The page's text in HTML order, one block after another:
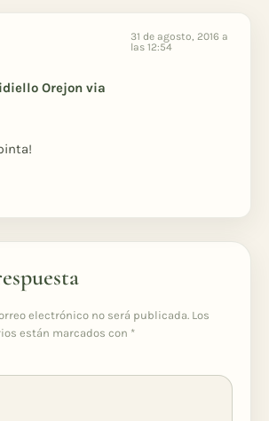
Orejon via
31 de agosto, 2016 a
las 12:54
electrónico no será publicada. Los
están marcados con *